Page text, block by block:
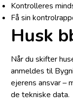
Kontrolleres
Få sin
Husk
Når du skifter
anmeldes til
ejerens ansvar –
de tekniske data.